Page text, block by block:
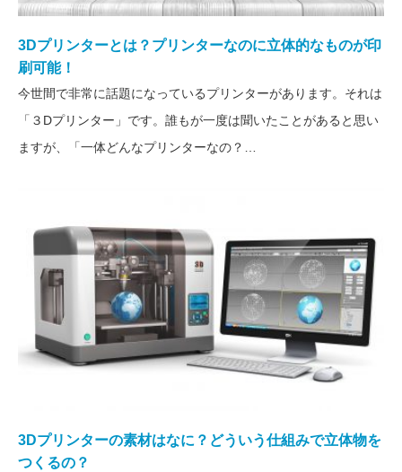
3Dプリンターとは？プリンターなのに立体的なものが印
刷可能！
今世間で非常に話題になっているプリンターがあります。それは
「３Dプリンター」です。誰もが一度は聞いたことがあると思い
ますが、「一体どんなプリンターなの？…
3Dプリンターの素材はなに？どういう仕組みで立体物を
つくるの？